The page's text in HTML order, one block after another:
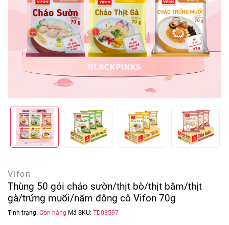
Vifon
Thùng 50 gói cháo sườn/thịt bò/thịt bằm/thịt
gà/trứng muối/nấm đông cô Vifon 70g
Tình trạng: Còn hàng Mã SKU: TD03597